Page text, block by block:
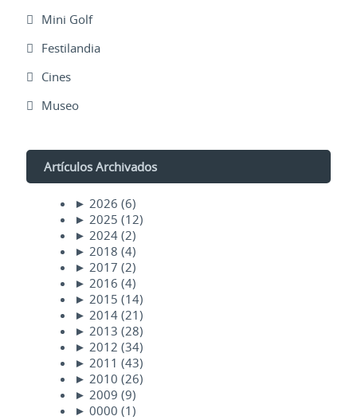
Mini Golf
Festilandia
Cines
Museo
Artículos Archivados
► 2026 (6)
► 2025 (12)
► 2024 (2)
► 2018 (4)
► 2017 (2)
► 2016 (4)
► 2015 (14)
► 2014 (21)
► 2013 (28)
► 2012 (34)
► 2011 (43)
► 2010 (26)
► 2009 (9)
► 0000 (1)